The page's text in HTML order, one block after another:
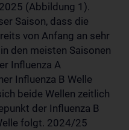
(Abbildung 1).
Saison, dass die
von Anfang an sehr
den meisten Saisonen
Influenza A
Influenza B Welle
beide Wellen zeitlich
der Influenza B
folgt. 2024/25